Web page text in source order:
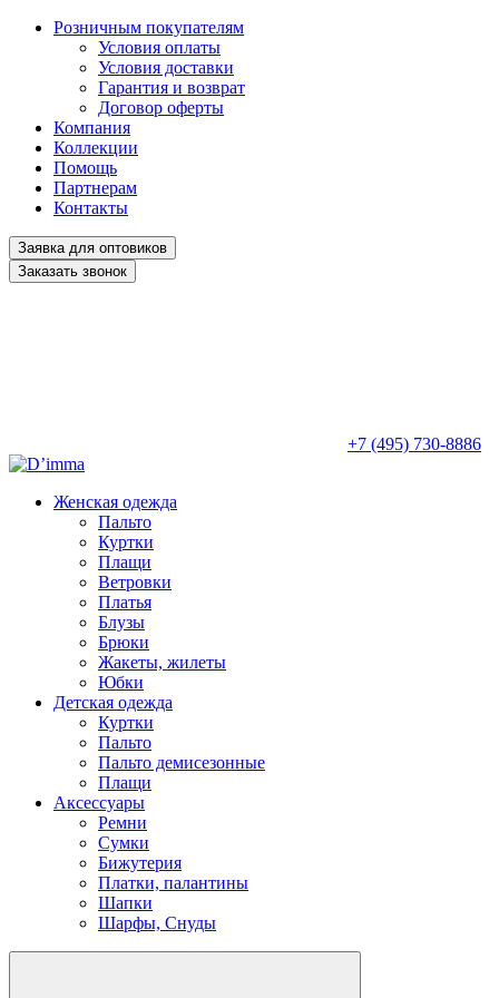
Розничным покупателям
Условия оплаты
Условия доставки
Гарантия и возврат
Договор оферты
Компания
Коллекции
Помощь
Партнерам
Контакты
Заявка для оптовиков
Заказать звонок
+7 (495) 730-8886
Женская одежда
Пальто
Куртки
Плащи
Ветровки
Платья
Блузы
Брюки
Жакеты, жилеты
Юбки
Детская одежда
Куртки
Пальто
Пальто демисезонные
Плащи
Аксессуары
Ремни
Сумки
Бижутерия
Платки, палантины
Шапки
Шарфы, Снуды